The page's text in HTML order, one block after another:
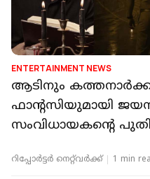
ENTERTAINMENT NEWS
ആടിനും
ഫാന്റസിയുമായി
സംവിധായകന്റെ
റിപ്പോർട്ടർ നെറ്റ്‌വര്‍ക്ക്‌ 1 min